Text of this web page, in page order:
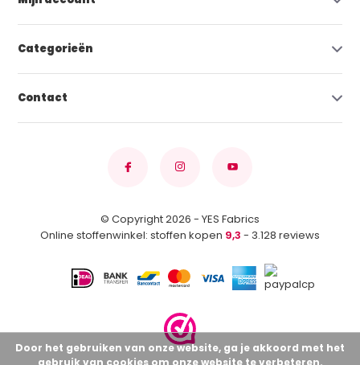
Categorieën
Contact
© Copyright 2026 - YES Fabrics
Online stoffenwinkel: stoffen kopen 9,3 - 3.128 reviews
Door het gebruiken van onze website, ga je akkoord met het
gebruik van cookies om onze website te verbeteren.